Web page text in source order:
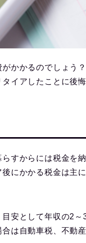
かかるのでしょう
イアしたことに後
すからには税金を
にかかる税金は主
目安として年収の2～
は自動車税、不動